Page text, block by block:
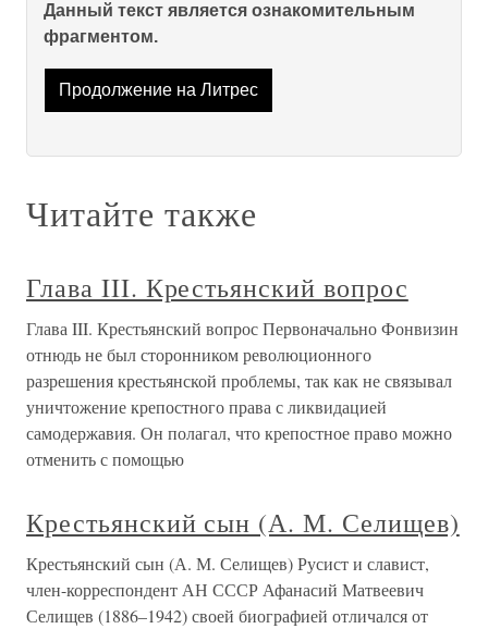
Данный текст является ознакомительным
фрагментом.
Продолжение на Литрес
Читайте также
Глава III. Крестьянский вопрос
Глава III. Крестьянский вопрос Первоначально Фонвизин
отнюдь не был сторонником революционного
разрешения крестьянской проблемы, так как не связывал
уничтожение крепостного права с ликвидацией
самодержавия. Он полагал, что крепостное право можно
отменить с помощью
Крестьянский сын (А. М. Селищев)
Крестьянский сын (А. М. Селищев) Русист и славист,
член-корреспондент АН СССР Афанасий Матвеевич
Селищев (1886–1942) своей биографией отличался от